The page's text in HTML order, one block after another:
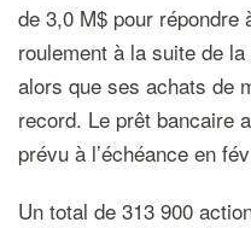
de 3,0 M$ pour
roulement à la suite de
alors que ses achats de
record. Le prêt bancaire
prévu à l’échéance en
Un total de 313 900